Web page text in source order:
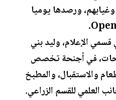
ورصدها يوميا
الإعلام، وليد بني
في أجنحة تخصص
والاستقبال، والمطبخ
العلمي للقسم الزراعي.